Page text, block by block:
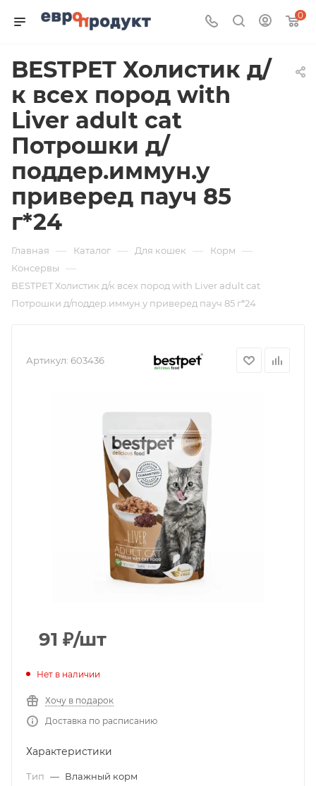
0
BESTPET Холистик д/
к всех пород with
Liver adult cat
Потрошки д/
поддер.иммун.у
приверед пауч 85
г*24
Главная — Каталог — Для кошек — Корм —
Консервы —
BESTPET Холистик д/к всех пород with Liver adult cat
Потрошки д/поддер.иммун.у приверед пауч 85 г*24
Артикул: 603436
91 ₽/шт
Нет в наличии
Хочу в подарок
Доставка по расписанию
Характеристики
Тип — Влажный корм